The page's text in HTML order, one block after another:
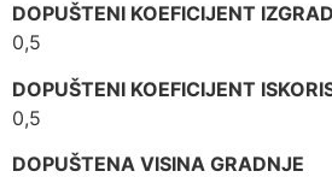
DOPUŠTENI KOEFICIJENT
0,5
DOPUŠTENI KOEFICIJENT
0,5
DOPUŠTENA VISINA GRADNJE